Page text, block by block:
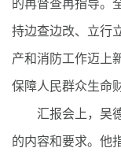
持边查边改、立行
产和消防工作迈上
保障人民群众生命
汇报会上，吴德
的内容和要求。他